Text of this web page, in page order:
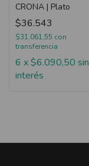
CRONA | Plato
$36.543
$31.061,55 con
transferencia
6 x$6.090,50 sin
interés